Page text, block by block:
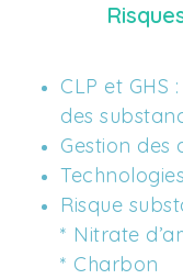
CLP et
des
Gestion des
Risque
* Nitrate
* Charbon